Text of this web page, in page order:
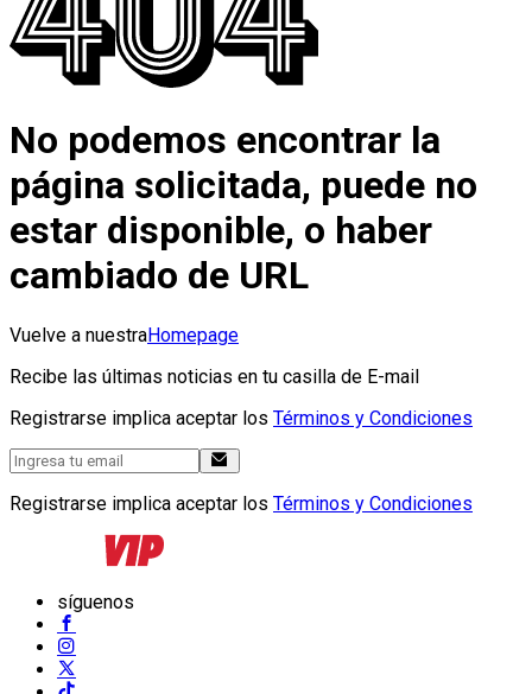
No podemos encontrar la
página solicitada, puede no
estar disponible, o haber
cambiado de URL
Vuelve a nuestraHomepage
Recibe las últimas noticias en tu casilla de E-mail
Registrarse implica aceptar los Términos y Condiciones
Registrarse implica aceptar los Términos y Condiciones
síguenos